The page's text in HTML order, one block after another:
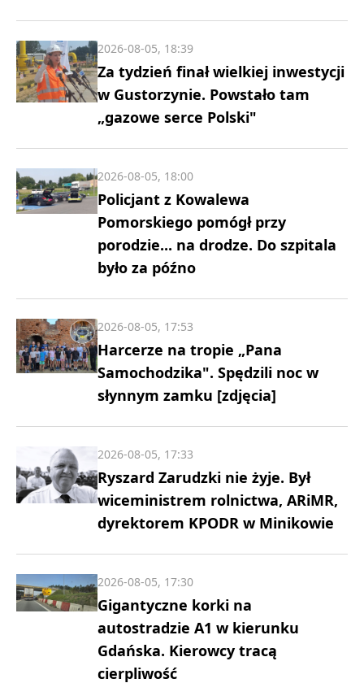
Za tydzień finał wielkiej inwestycji
w Gustorzynie. Powstało tam
„gazowe serce Polski"
2026-08-05, 18:39
Policjant z Kowalewa
Pomorskiego pomógł przy
porodzie... na drodze. Do szpitala
było za późno
2026-08-05, 18:00
Harcerze na tropie „Pana
Samochodzika". Spędzili noc w
słynnym zamku [zdjęcia]
2026-08-05, 17:53
Ryszard Zarudzki nie żyje. Był
wiceministrem rolnictwa, ARiMR,
dyrektorem KPODR w Minikowie
2026-08-05, 17:33
Gigantyczne korki na
autostradzie A1 w kierunku
Gdańska. Kierowcy tracą
cierpliwość
2026-08-05, 17:30